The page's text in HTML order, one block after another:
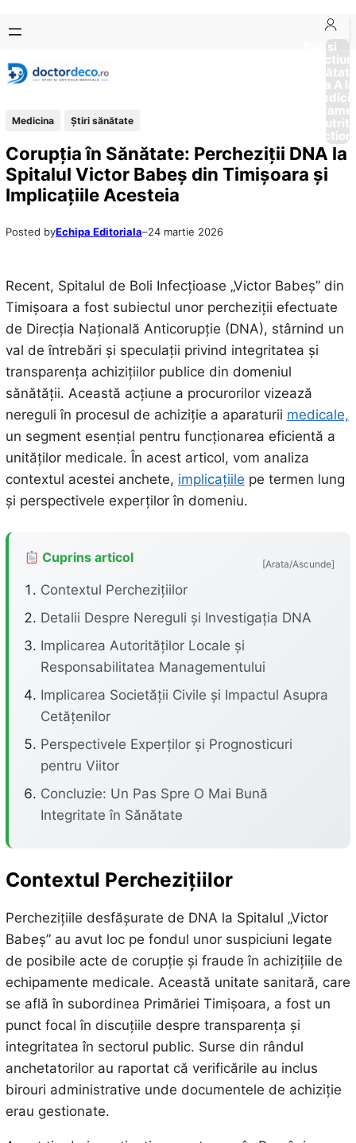
conținut
content
Boli si
Afectiuni
Sănătate
de la A
Medicina Ştiri sănătate
Corupția în Sănătate: Percheziții DNA la
Spitalul Victor Babeș din Timișoara și
Implicațiile Acesteia
Posted byEchipa Editoriala–24 martie 2026
Recent, Spitalul de Boli Infecțioase „Victor Babeș” din
Timișoara a fost subiectul unor percheziții efectuate
de Direcția Națională Anticorupție (DNA), stârnind un
val de întrebări și speculații privind integritatea și
transparența achizițiilor publice din domeniul
sănătății. Această acțiune a procurorilor vizează
nereguli în procesul de achiziție a aparaturii medicale,
un segment esențial pentru funcționarea eficientă a
unităților medicale. În acest articol, vom analiza
contextul acestei anchete, implicațiile pe termen lung
și perspectivele experților în domeniu.
Cuprins articol [Arata/Ascunde]
Contextul Perchezițiilor
Detalii Despre Nereguli și Investigația DNA
Implicarea Autorităților Locale și
Responsabilitatea Managementului
Implicarea Societății Civile și Impactul Asupra
Cetățenilor
Perspectivele Experților și Prognosticuri
pentru Viitor
Concluzie: Un Pas Spre O Mai Bună
Integritate în Sănătate
Contextul Perchezițiilor
Perchezițiile desfășurate de DNA la Spitalul „Victor
Babeș” au avut loc pe fondul unor suspiciuni legate
de posibile acte de corupție și fraude în achizițiile de
echipamente medicale. Această unitate sanitară, care
se află în subordinea Primăriei Timișoara, a fost un
punct focal în discuțiile despre transparența și
integritatea în sectorul public. Surse din rândul
anchetatorilor au raportat că verificările au inclus
birouri administrative unde documentele de achiziție
erau gestionate.